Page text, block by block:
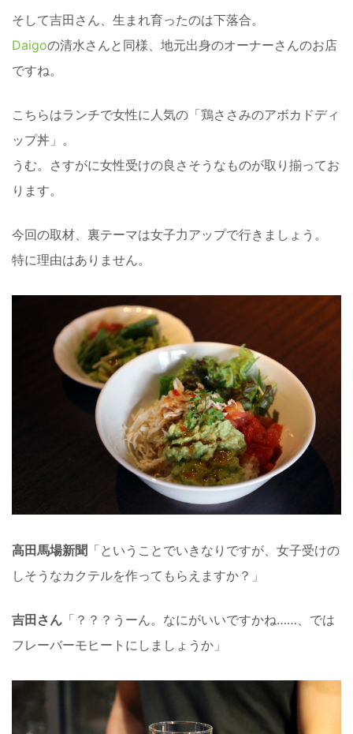
そして吉田さん、生まれ育ったのは下落合。
Daigoの清水さんと同様、地元出身のオーナーさんのお店
ですね。
こちらはランチで女性に人気の「鶏ささみのアボカドディ
ップ丼」。
うむ。さすがに女性受けの良さそうなものが取り揃ってお
ります。
今回の取材、裏テーマは女子力アップで行きましょう。
特に理由はありません。
高田馬場新聞 「ということでいきなりですが、女子受けの
しそうなカクテルを作ってもらえますか？」
吉田さん 「？？？うーん。なにがいいですかね……、では
フレーバーモヒートにしましょうか」